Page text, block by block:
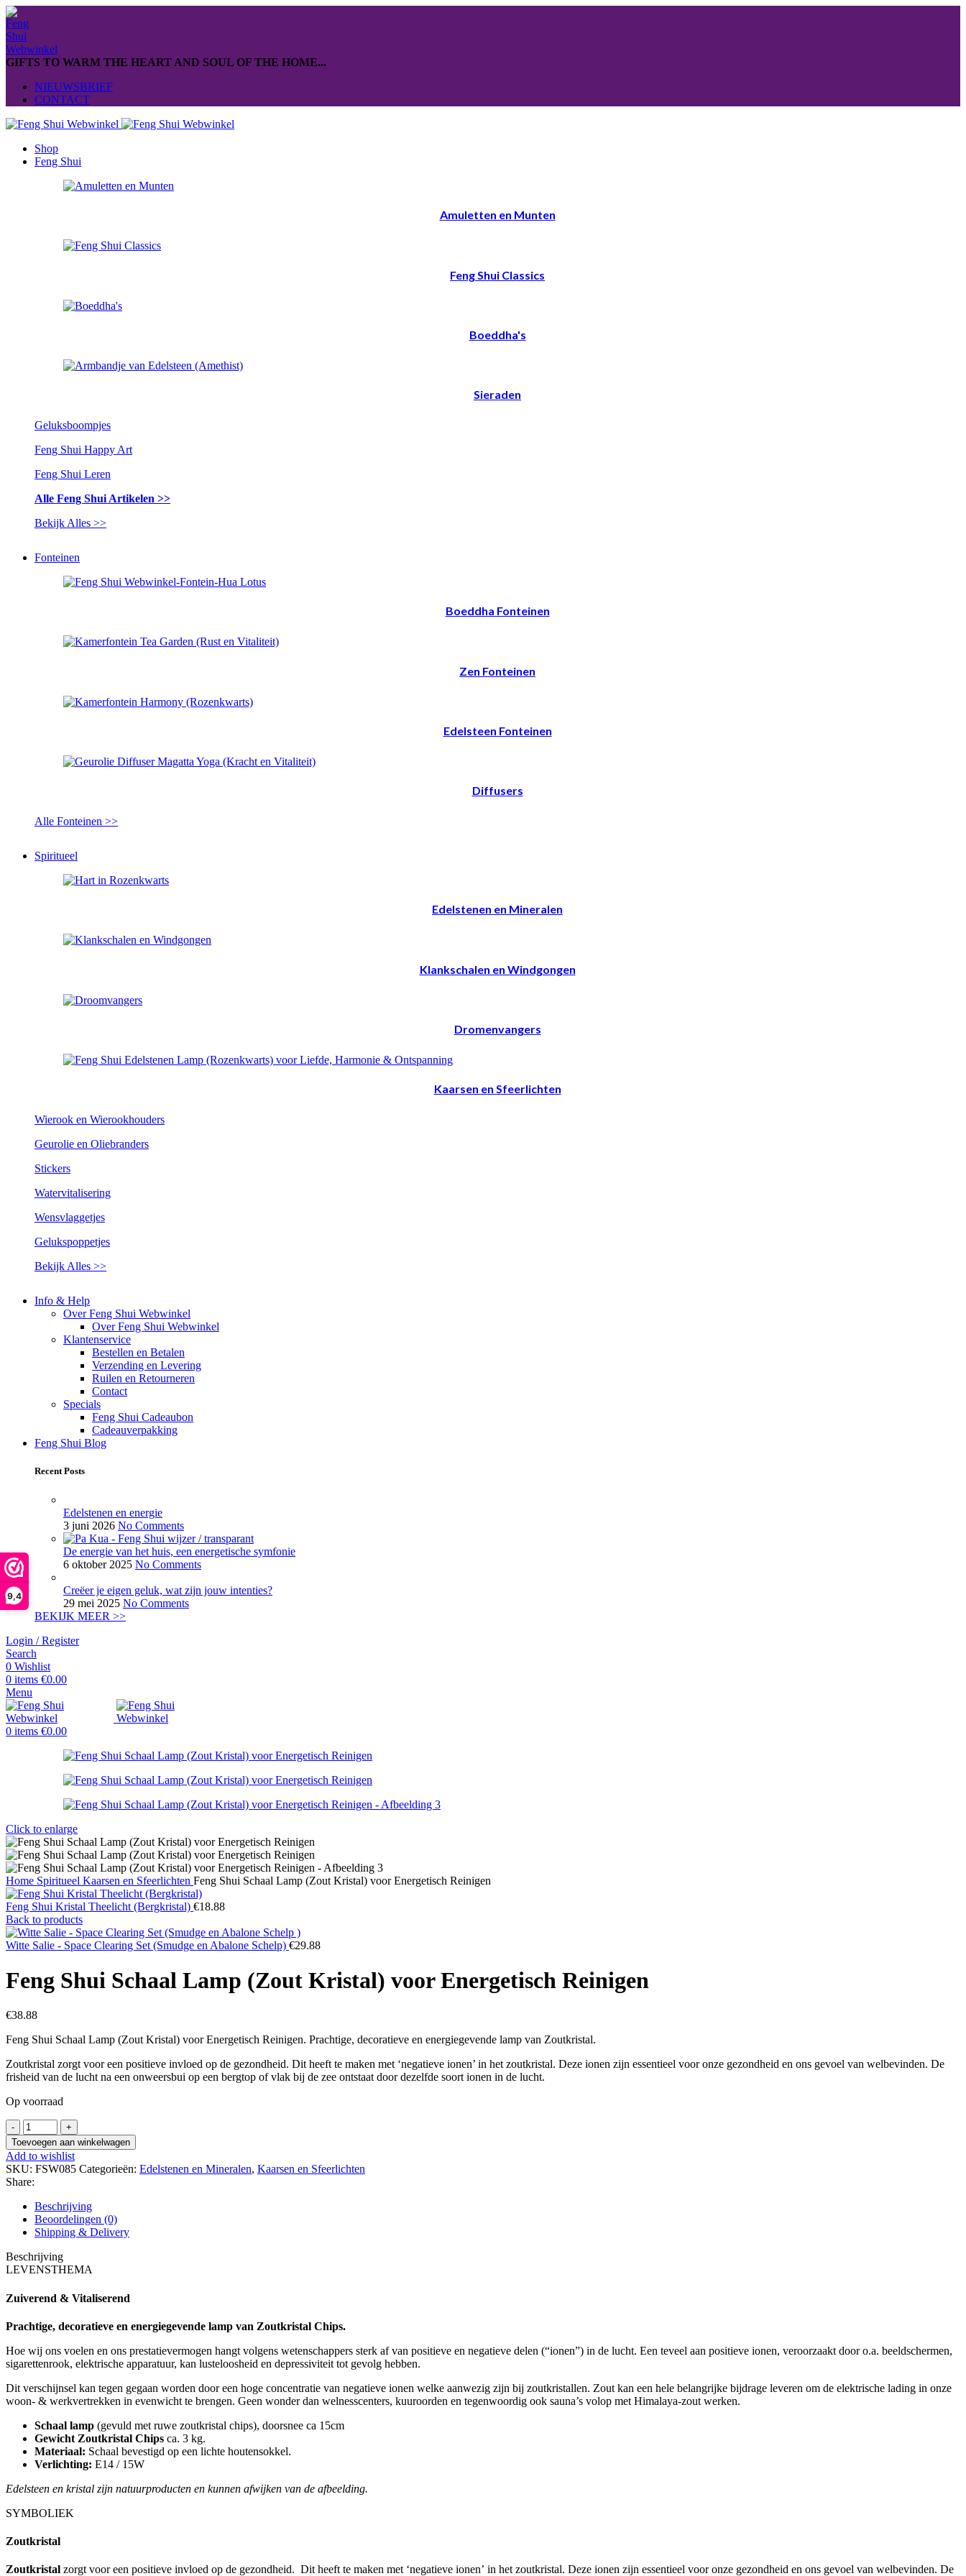
9,4
GIFTS TO WARM THE HEART AND SOUL OF THE HOME...
NIEUWSBRIEF
CONTACT
Shop
Feng Shui
Amuletten en Munten
Feng Shui Classics
Boeddha's
Sieraden
Geluksboompjes
Feng Shui Happy Art
Feng Shui Leren
Alle Feng Shui Artikelen >>
Bekijk Alles >>
Fonteinen
Boeddha Fonteinen
Zen Fonteinen
Edelsteen Fonteinen
Diffusers
Alle Fonteinen >>
Spiritueel
Edelstenen en Mineralen
Klankschalen en Windgongen
Dromenvangers
Kaarsen en Sfeerlichten
Wierook en Wierookhouders
Geurolie en Oliebranders
Stickers
Watervitalisering
Wensvlaggetjes
Gelukspoppetjes
Bekijk Alles >>
Info & Help
Over Feng Shui Webwinkel
Over Feng Shui Webwinkel
Klantenservice
Bestellen en Betalen
Verzending en Levering
Ruilen en Retourneren
Contact
Specials
Feng Shui Cadeaubon
Cadeauverpakking
Feng Shui Blog
Recent Posts
Edelstenen en energie
3 juni 2026 No Comments
De energie van het huis, een energetische symfonie
6 oktober 2025 No Comments
Creëer je eigen geluk, wat zijn jouw intenties?
29 mei 2025 No Comments
BEKIJK MEER >>
Login / Register
Search
0 Wishlist
0 items €0.00
Menu
0 items €0.00
Click to enlarge
Home Spiritueel Kaarsen en Sfeerlichten Feng Shui Schaal Lamp (Zout Kristal) voor Energetisch Reinigen
Feng Shui Kristal Theelicht (Bergkristal) €18.88
Back to products
Witte Salie - Space Clearing Set (Smudge en Abalone Schelp) €29.88
Feng Shui Schaal Lamp (Zout Kristal) voor Energetisch Reinigen
€38.88
Feng Shui Schaal Lamp (Zout Kristal) voor Energetisch Reinigen. Prachtige, decoratieve en energiegevende lamp van Zoutkristal.
Zoutkristal zorgt voor een positieve invloed op de gezondheid. Dit heeft te maken met ‘negatieve ionen’ in het zoutkristal. Deze ionen zijn essentieel voor onze gezondheid en ons gevoel van welbevinden. De
frisheid van de lucht na een onweersbui op een bergtop of vlak bij de zee ontstaat door dezelfde soort ionen in de lucht.
Op voorraad
Feng
Shui
Schaal
Lamp
(Zout
Kristal)
voor
Energetisch
Reinigen
aantal
Toevoegen aan winkelwagen
Add to wishlist
SKU: FSW085 Categorieën: Edelstenen en Mineralen, Kaarsen en Sfeerlichten
Share:
Beschrijving
Beoordelingen (0)
Shipping & Delivery
Beschrijving
LEVENSTHEMA
Zuiverend & Vitaliserend
Prachtige, decoratieve en energiegevende lamp van Zoutkristal Chips.
Hoe wij ons voelen en ons prestatievermogen hangt volgens wetenschappers sterk af van positieve en negatieve delen (“ionen”) in de lucht. Een teveel aan positieve ionen, veroorzaakt door o.a. beeldschermen,
sigarettenrook, elektrische apparatuur, kan lusteloosheid en depressiviteit tot gevolg hebben.
Dit verschijnsel kan tegen gegaan worden door een hoge concentratie van negatieve ionen welke aanwezig zijn bij zoutkristallen. Zout kan een hele belangrijke bijdrage leveren om de elektrische lading in onze
woon- & werkvertrekken in evenwicht te brengen. Geen wonder dan welnesscenters, kuuroorden en tegenwoordig ook sauna’s volop met Himalaya-zout werken.
Schaal lamp (gevuld met ruwe zoutkristal chips), doorsnee ca 15cm
Gewicht Zoutkristal Chips ca. 3 kg.
Materiaal: Schaal bevestigd op een lichte houtensokkel.
Verlichting: E14 / 15W
Edelsteen en kristal zijn natuurproducten en kunnen afwijken van de afbeelding.
SYMBOLIEK
Zoutkristal
Zoutkristal zorgt voor een positieve invloed op de gezondheid. Dit heeft te maken met ‘negatieve ionen’ in het zoutkristal. Deze ionen zijn essentieel voor onze gezondheid en ons gevoel van welbevinden. De